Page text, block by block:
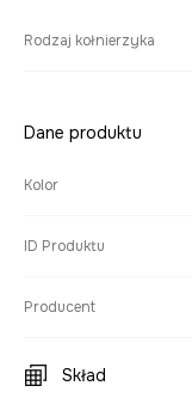
Rodzaj kołnierzyka
Dane produktu
Kolor
ID Produktu
Producent
Skład